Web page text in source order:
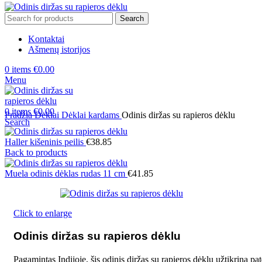
Search
Kontaktai
Ašmenų istorijos
0 items €0.00
Menu
0items €0.00
Search
PradžiaDėklai Dėklai kardams Odinis diržas su rapieros dėklu
Haller kišeninis peilis €38.85
Back to products
Muela odinis dėklas rudas 11 cm €41.85
Click to enlarge
Odinis diržas su rapieros dėklu
Pagamintas Indijoje, šis odinis diržas su rapieros dėklu užtikrina